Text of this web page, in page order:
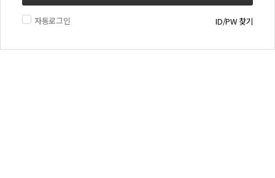
자동로그인 ID/PW 찾기